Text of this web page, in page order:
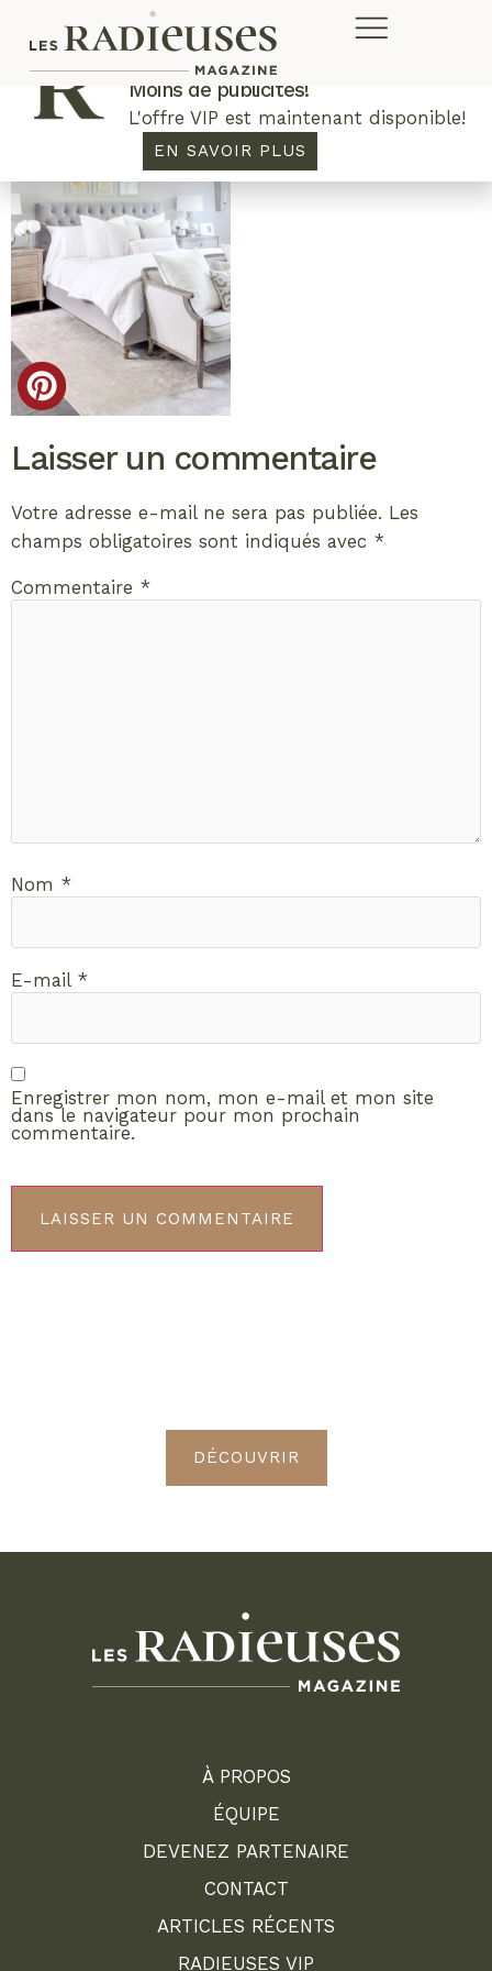
Laisser un commentaire
Votre adresse e-mail ne sera pas publiée. Les
champs obligatoires sont indiqués avec *
Commentaire *
Nom *
E-mail *
Enregistrer mon nom, mon e-mail et mon site
dans le navigateur pour mon prochain
commentaire.
DÉCOUVRIR
À PROPOS
ÉQUIPE
DEVENEZ PARTENAIRE
CONTACT
ARTICLES RÉCENTS
RADIEUSES VIP
Plus de concours. Plus de rabais.
Moins de publicités!
L'offre VIP est maintenant disponible!
EN SAVOIR PLUS